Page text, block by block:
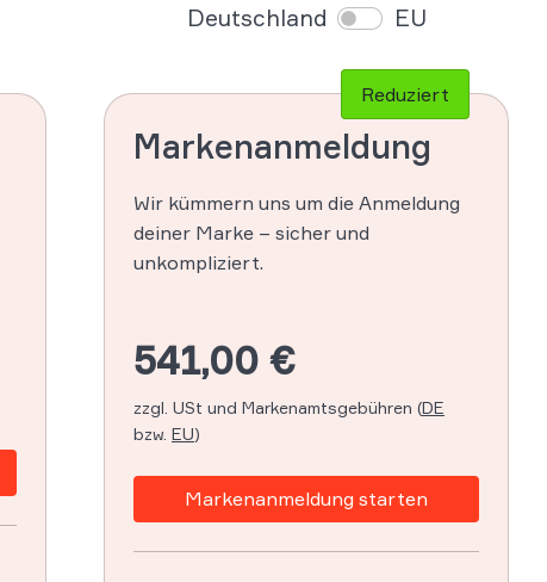
Deutschland EU
Reduziert
Markenanmeldung
Wir kümmern uns um die Anmeldung
deiner Marke – sicher und
unkompliziert.
541,00 €
zzgl. USt und Markenamtsgebühren (DE
bzw. EU)
Markenanmeldung starten